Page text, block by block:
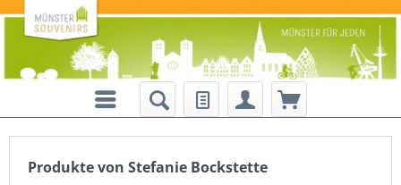
Produkte von Stefanie Bockstette